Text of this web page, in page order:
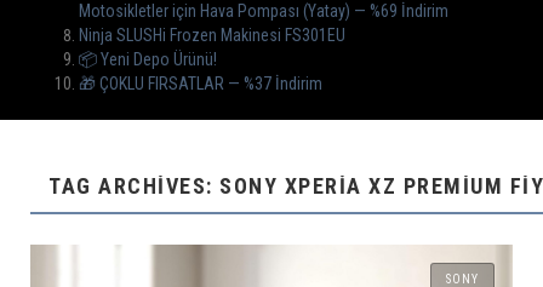
Motosikletler için Hava Pompası (Yatay) — %69 İndirim
Ninja SLUSHi Frozen Makinesi FS301EU
📦 Yeni Depo Ürünü!
🎁 ÇOKLU FIRSATLAR — %37 İndirim
TAG ARCHIVES: SONY XPERIA XZ PREMIUM
SONY